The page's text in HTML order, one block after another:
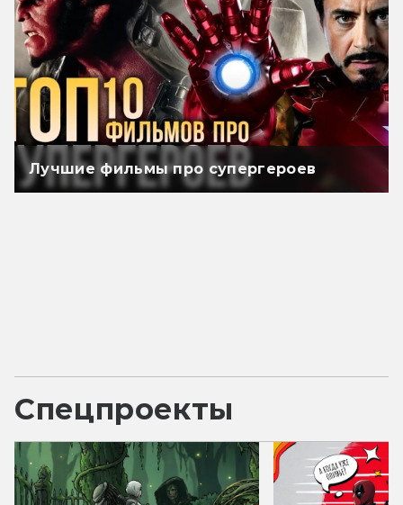
Лучшие фильмы про супергероев
Спецпроекты